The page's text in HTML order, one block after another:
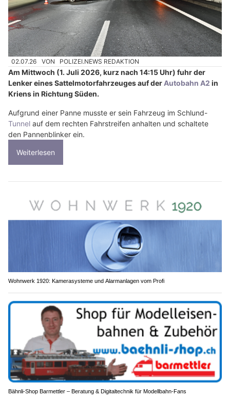
02.07.26 VON POLIZEI.NEWS REDAKTION
Am Mittwoch (1. Juli 2026, kurz nach 14:15 Uhr) fuhr der
Lenker eines Sattelmotorfahrzeuges auf der Autobahn A2 in
Kriens in Richtung Süden.
Aufgrund einer Panne musste er sein Fahrzeug im Schlund-
Tunnel auf dem rechten Fahrstreifen anhalten und schaltete
den Pannenblinker ein.
Weiterlesen
Wohnwerk 1920: Kamerasysteme und Alarmanlagen vom Profi
Bähnli-Shop Barmettler – Beratung & Digitaltechnik für Modellbahn-Fans